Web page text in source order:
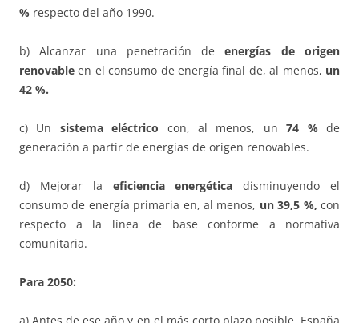
% respecto del año 1990.
b) Alcanzar una penetración deenergías de origen
renovable en el consumo de energía final de, al menos, un
42 %.
c) Un sistema eléctrico con, al menos, un74 %de
generación a partir de energías de origen renovables.
d) Mejorar la eficiencia energética disminuyendo el
consumo de energía primaria en, al menos, un 39,5 %, con
respecto a la línea de base conforme a normativa
comunitaria.
Para 2050: